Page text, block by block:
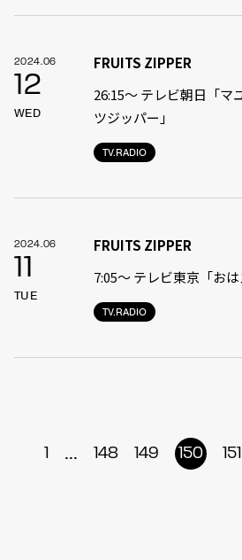
2024.06
12
WED
TV.RADIO
FRUITS ZIPPER
26:15～ テレビ朝日「マ
ツジッパー」
2024.06
11
TUE
TV.RADIO
FRUITS ZIPPER
7:05〜 テレビ東京「おは
1 ... 148 149 150 151